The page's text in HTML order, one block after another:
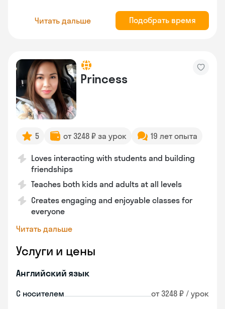
Читать дальше Подобрать время
Princess
5 от 3248 ₽ за урок 19 лет опыта
Loves interacting with students and building
friendships
Teaches both kids and adults at all levels
Creates engaging and enjoyable classes for
everyone
Читать дальше
Услуги и цены
Английский язык
С носителем от 3248 ₽ / урок